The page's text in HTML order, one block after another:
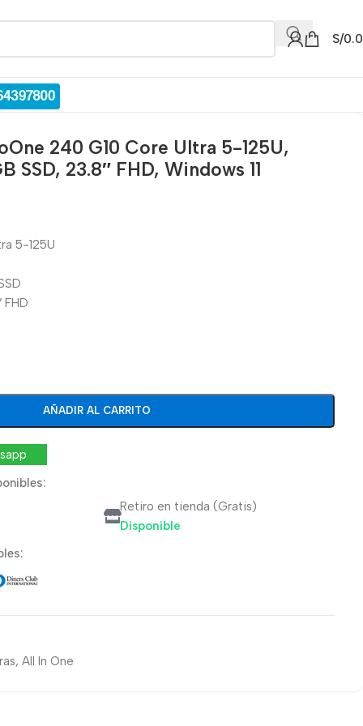
S/
240 G10 Core Ultra 5-125U,
SSD, 23.8″ FHD, Windows 11
5-125U
FHD
AÑADIR AL CARRITO
Retiro en tienda (Gratis)
Disponible
, All In One